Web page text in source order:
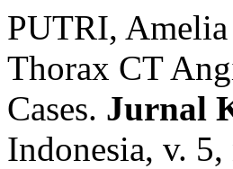
PUTRI,
Thorax CT
Cases. Jurnal
Indonesia, v.